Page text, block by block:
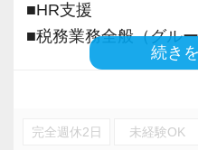
■HR支援
■税務業務全般（グル
続き
完全週休2日 未経験OK